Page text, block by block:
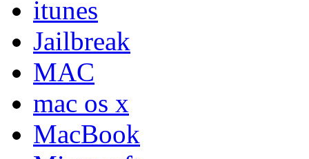
itunes
Jailbreak
MAC
mac os x
MacBook